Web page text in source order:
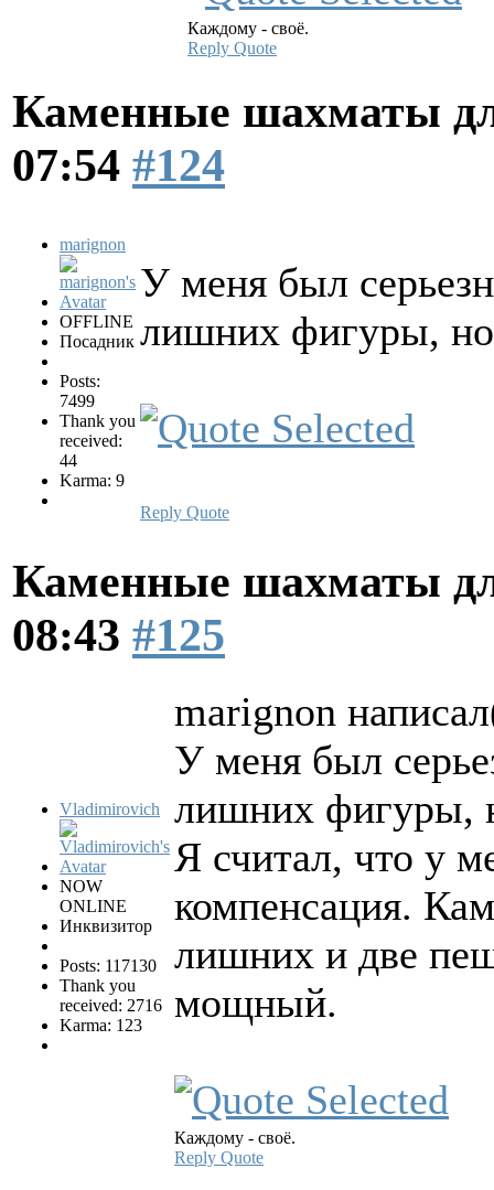
Каждому - своё.
Reply Quote
Каменные шахматы
07:54 #124
marignon
OFFLINE
Посадник
Posts:
7499
Thank you
received:
44
Karma: 9
У меня был
лишних фигуры, но
Reply Quote
Каменные шахматы
08:43 #125
Vladimirovich
NOW
ONLINE
Инквизитор
Posts: 117130
Thank you
received: 2716
Karma: 123
marignon
У меня был
лишних фигуры,
Я считал, что у
компенсация.
лишних и две
мощный.
Каждому - своё.
Reply Quote